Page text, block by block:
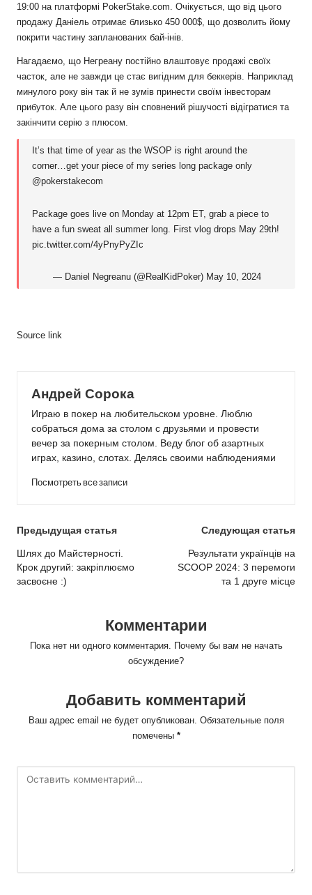
19:00 на платформі PokerStake.com. Очікується, що від цього
продажу Даніель отримає близько 450 000$, що дозволить йому
покрити частину запланованих бай-інів.
Нагадаємо, що Негреану постійно влаштовує продажі своїх
часток, але не завжди це стає вигідним для беккерів. Наприклад
минулого року він так й не зумів принести своїм інвесторам
прибуток. Але цього разу він сповнений рішучості відігратися та
закінчити серію з плюсом.
It’s that time of year as the WSOP is right around the
corner…get your piece of my series long package only
@pokerstakecom
Package goes live on Monday at 12pm ET, grab a piece to
have a fun sweat all summer long. First vlog drops May 29th!
pic.twitter.com/4yPnyPyZIc
— Daniel Negreanu (@RealKidPoker) May 10, 2024
Source link
Андрей Сорока
Играю в покер на любительском уровне. Люблю
собраться дома за столом с друзьями и провести
вечер за покерным столом. Веду блог об азартных
играх, казино, слотах. Делясь своими наблюдениями
Посмотреть все записи
Post
navigation
Предыдущая статья
Шлях до Майстерності.
Крок другий: закріплюємо
засвоєне :)
Следующая статья
Результати українців на
SCOOP 2024: 3 перемоги
та 1 друге місце
Комментарии
Пока нет ни одного комментария. Почему бы вам не начать
обсуждение?
Добавить комментарий
Ваш адрес email не будет опубликован. Обязательные поля
помечены *